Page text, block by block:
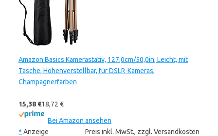
Amazon Basics Kamerastativ, 127,0cm/50,0in, Leicht, mit
Tasche, Höhenverstellbar, für DSLR-Kameras,
Champagnerfarben
15,38 €18,72 €
Bei Amazon ansehen
* Anzeige Preis inkl. MwSt., zzgl. Versandkosten